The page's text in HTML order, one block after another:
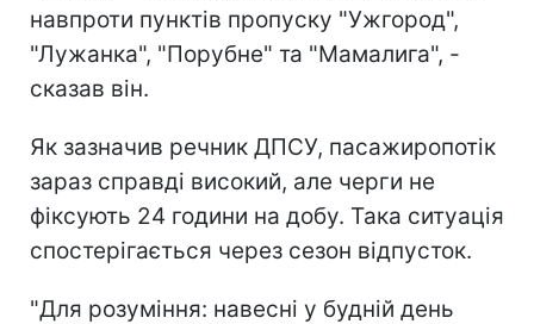
навпроти пунктів пропуску "Ужгород",
"Лужанка", "Порубне" та "Мамалига", -
сказав він.
Як зазначив речник ДПСУ, пасажиропотік
зараз справді високий, але черги не
фіксують 24 години на добу. Така ситуація
спостерігається через сезон відпусток.
"Для розуміння: навесні у будній день